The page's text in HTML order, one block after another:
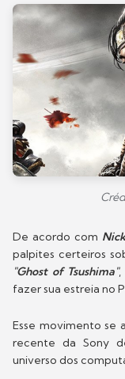
De acordo com
palpites certeiros
"Ghost of Tsushima",
fazer sua estreia no
Esse movimento se
recente da Sony
universo dos